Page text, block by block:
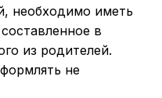
необходимо иметь
в
из родителей.
не